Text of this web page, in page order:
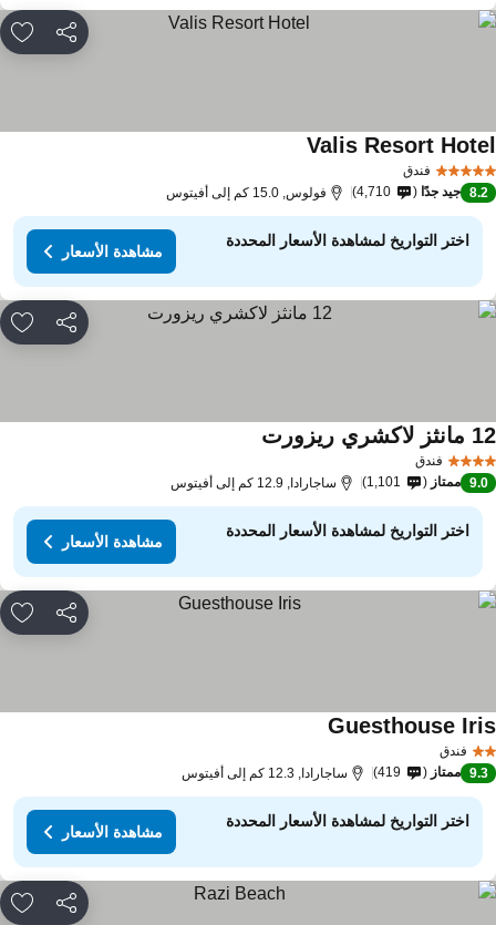
مشاركة
فندق
Valis Resortمشاهدة الأسعار
8.2 جيد جدًا 4,710 فولوس, 15.0 كم إلى أفيتوس
اختر التواريخ لمشاهدة الأسعار المحددة
مشاهدة الأسعار
مشاركة
فندق
ريزورت مشاهدة الأسعار
9.0 ممتاز 1,101 ساجارادا, 12.9 كم إلى أفيتوس
اختر التواريخ لمشاهدة الأسعار المحددة
مشاهدة الأسعار
مشاركة
فندق
Guesthouseمشاهدة الأسعار
9.3 ممتاز 419 ساجارادا, 12.3 كم إلى أفيتوس
اختر التواريخ لمشاهدة الأسعار المحددة
مشاهدة الأسعار
مشاركة